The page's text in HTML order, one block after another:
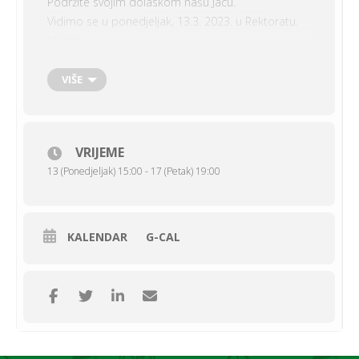
Vidimo se u ponedjeljak, 13.3. 2023. u Rektoratu.
VIŠE
VRIJEME
13 (Ponedjeljak) 15:00 - 17 (Petak) 19:00
KALENDAR G-CAL